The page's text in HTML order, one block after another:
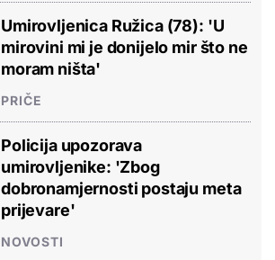
Umirovljenica Ružica (78): 'U
mirovini mi je donijelo mir što ne
moram ništa'
PRIČE
Policija upozorava
umirovljenike: 'Zbog
dobronamjernosti postaju meta
prijevare'
NOVOSTI